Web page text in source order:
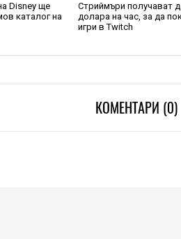
Disney ще
каталог на
Стриймъри получават
долара на час, за да
игри в Twitch
КОМЕНТАРИ (0)